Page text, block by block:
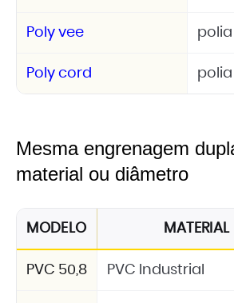
Poly vee
Poly cord
Mesma engrenagem
material ou diâmetro
MODELO MATERIAL
PVC 50,8 PVC Industrial